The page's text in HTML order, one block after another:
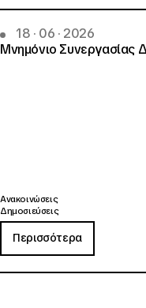
18 · 06 · 2026
Μνημόνιο Συνεργασίας
Ανακοινώσεις
Δημοσιεύσεις
Περισσότερα